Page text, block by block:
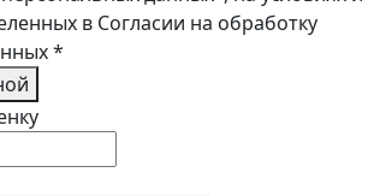
в Согласии на обработку
*